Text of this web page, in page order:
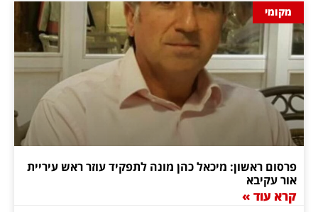
מקומי
פרסום ראשון: מיכאל כהן מונה לתפקיד עוזר ראש עיריית
אור עקיבא
קרא עוד »